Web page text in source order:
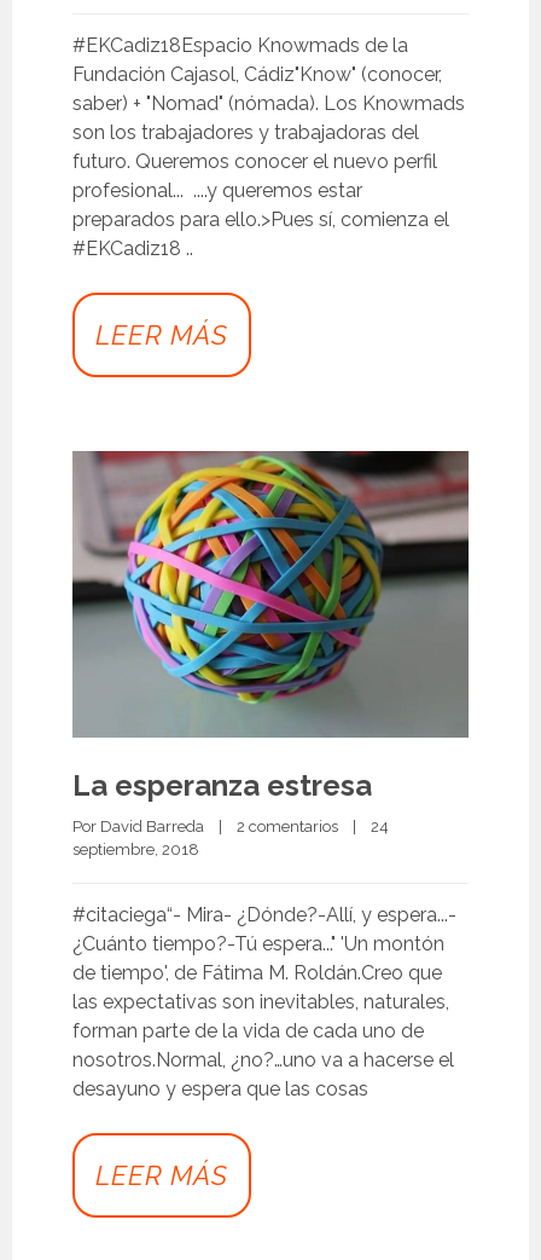
#EKCadiz18Espacio Knowmads de la
Fundación Cajasol, Cádiz"Know" (conocer,
saber) + "Nomad" (nómada). Los Knowmads
son los trabajadores y trabajadoras del
futuro. Queremos conocer el nuevo perfil
profesional... ....y queremos estar
preparados para ello.>Pues sí, comienza el
#EKCadiz18 ..
LEER MÁS
La esperanza estresa
Por David Barreda 2 comentarios
24
septiembre, 2018
#citaciega“- Mira- ¿Dónde?-Allí, y espera...-
¿Cuánto tiempo?-Tú espera..." 'Un montón
de tiempo', de Fátima M. Roldán.Creo que
las expectativas son inevitables, naturales,
forman parte de la vida de cada uno de
nosotros.Normal, ¿no?…uno va a hacerse el
desayuno y espera que las cosas
LEER MÁS